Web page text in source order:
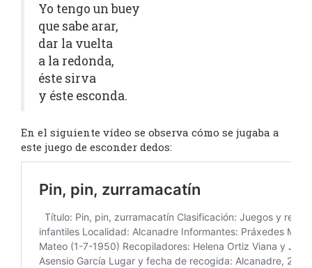
Yo tengo un buey
que sabe arar,
dar la vuelta
a la redonda,
éste sirva
y éste esconda.
En el siguiente vídeo se observa cómo se jugaba a
este juego de esconder dedos: